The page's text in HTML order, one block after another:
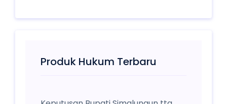
Produk Hukum Terbaru